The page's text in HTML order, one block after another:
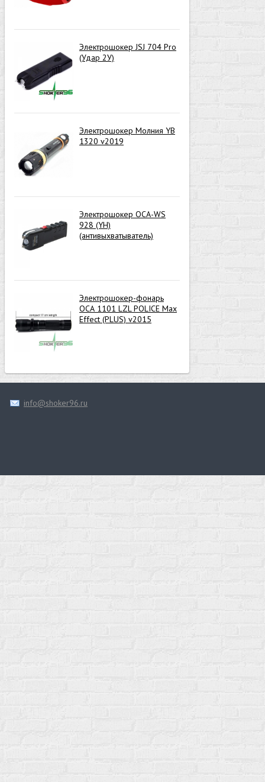
Электрошокер JSJ 704 Pro
(Удар 2У)
Электрошокер Молния YB
1320 v2019
Электрошокер ОСА-WS
928 (YH)
(антивыхватыватель)
Электрошокер-фонарь
ОСА 1101 LZL POLICE Max
Effect (PLUS) v2015
info@shoker96.ru